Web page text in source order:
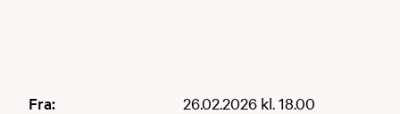
Fra: 26.02.2026 kl. 18.00